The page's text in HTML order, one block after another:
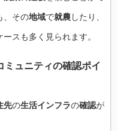
、その地域で就農 したり、
スも多く見られます。
ミュニティの確認ポイ
先の生活インフラの確認が